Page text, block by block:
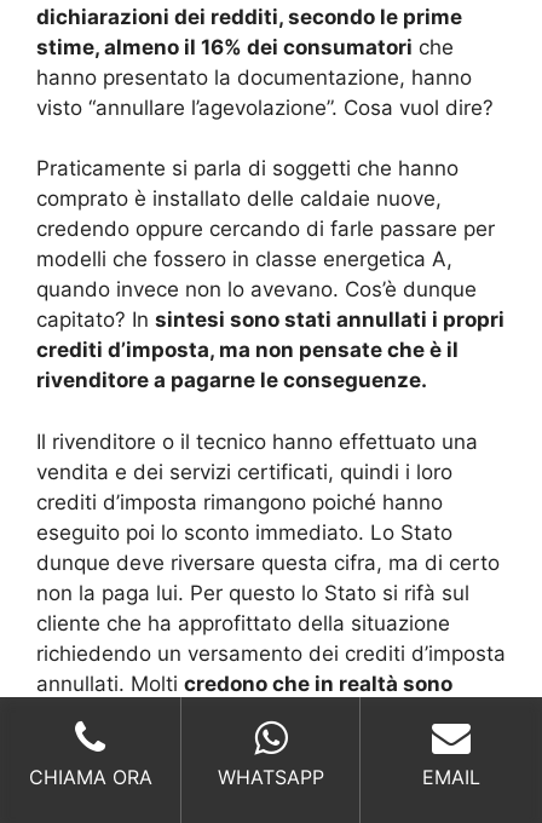
dichiarazioni dei redditi, secondo le prime
stime, almeno il 16% dei consumatori che
hanno presentato la documentazione, hanno
visto “annullare l’agevolazione”. Cosa vuol dire?
Praticamente si parla di soggetti che hanno
comprato è installato delle caldaie nuove,
credendo oppure cercando di farle passare per
modelli che fossero in classe energetica A,
quando invece non lo avevano. Cos’è dunque
capitato? In sintesi sono stati annullati i propri
crediti d’imposta, ma non pensate che è il
rivenditore a pagarne le conseguenze.
Il rivenditore o il tecnico hanno effettuato una
vendita e dei servizi certificati, quindi i loro
crediti d’imposta rimangono poiché hanno
eseguito poi lo sconto immediato. Lo Stato
dunque deve riversare questa cifra, ma di certo
non la paga lui. Per questo lo Stato si rifà sul
cliente che ha approfittato della situazione
richiedendo un versamento dei crediti d’imposta
annullati. Molti credono che in realtà sono
nel dettaglio
c’è stato solo il recupero del
denaro dovuto al rivenditore che ricade sulle
CHIAMA ORA WHATSAPP EMAIL